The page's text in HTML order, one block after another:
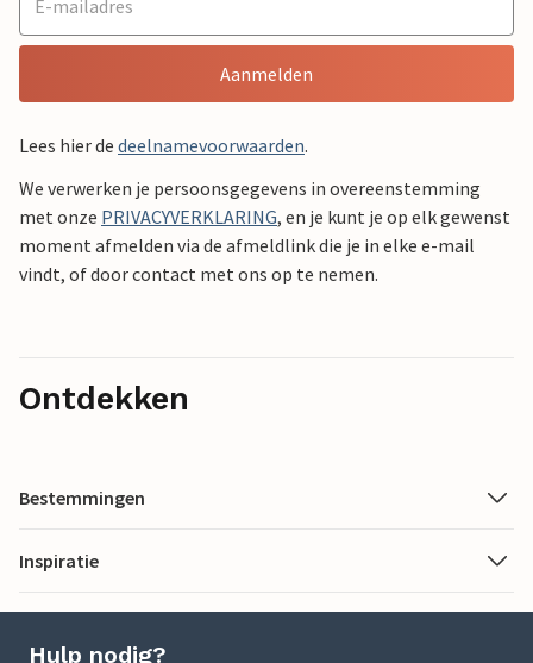
Aanmelden
Lees hier de deelnamevoorwaarden.
We verwerken je persoonsgegevens in overeenstemming
met onze PRIVACYVERKLARING, en je kunt je op elk gewenst
moment afmelden via de afmeldlink die je in elke e-mail
vindt, of door contact met ons op te nemen.
Ontdekken
Bestemmingen
Inspiratie
Hulp nodig?